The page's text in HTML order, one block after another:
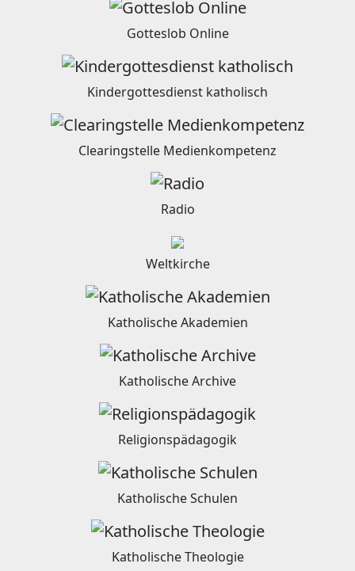
Gotteslob Online
Kindergottesdienst katholisch
Clearingstelle Medienkompetenz
Radio
Weltkirche
Katholische Akademien
Katholische Archive
Religionspädagogik
Katholische Schulen
Katholische Theologie